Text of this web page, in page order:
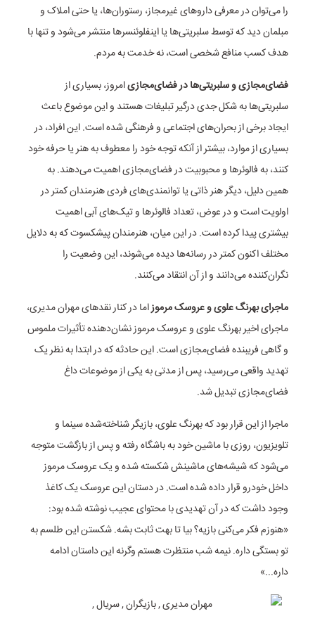
را می‌توان در معرفی داروهای غیرمجاز، رستوران‌ها، یا حتی املاک و
مبلمان دید که توسط سلبریتی‌ها یا اینفلوئنسرها منتشر می‌شود و تنها با
هدف کسب منافع شخصی است، نه خدمت به مردم.
فضای‌مجازی و سلبریتی‌ها در فضای‌مجازیامروز، بسیاری از
سلبریتی‌ها به شکل جدی درگیر تبلیغات هستند و این موضوع باعث
ایجاد برخی از بحران‌های اجتماعی و فرهنگی شده است. این افراد، در
بسیاری از موارد، بیشتر از آنکه توجه خود را معطوف به هنر یا حرفه‌ خود
کنند، به فالوئرها و محبوبیت در فضای‌مجازی اهمیت می‌دهند. به
همین دلیل، دیگر هنر ذاتی یا توانمندی‌های فردی هنرمندان کمتر در
اولویت است و در عوض، تعداد فالوئرها و تیک‌های آبی اهمیت
بیشتری پیدا کرده است. در این میان، هنرمندان پیشکسوت که به دلایل
مختلف اکنون کمتر در رسانه‌ها دیده می‌شوند، این وضعیت را
نگران‌کننده می‌دانند و از آن انتقاد می‌کنند.
ماجرای بهرنگ علوی و عروسک مرموزاما در کنار نقدهای مهران مدیری،
ماجرای اخیر بهرنگ علوی و عروسک مرموز نشان‌دهنده تأثیرات ملموس
و گاهی فریبنده فضای‌مجازی است. این حادثه که در ابتدا به نظر یک
تهدید واقعی می‌رسید، پس از مدتی به یکی از موضوعات داغ
فضای‌مجازی تبدیل شد.
ماجرا از این قرار بود که بهرنگ علوی، بازیگر شناخته‌شده سینما و
تلویزیون، روزی با ماشین خود به باشگاه رفته و پس از بازگشت متوجه
می‌شود که شیشه‌های ماشینش شکسته شده و یک عروسک مرموز
داخل خودرو قرار داده شده است. در دستان این عروسک یک کاغذ
وجود داشت که در آن تهدیدی با محتوای عجیب نوشته شده بود:
«هنوزم فکر می‌کنی بازیه؟ بیا تا بهت ثابت بشه. شکستن این طلسم به
تو بستگی داره. نیمه شب منتظرت هستم وگرنه این داستان ادامه
داره...»